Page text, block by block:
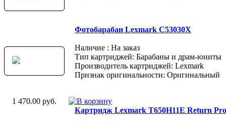
Фотобарабан Lexmark C53030X
Наличие : На заказ
Тип картриджей: Барабаны и драм-юниты
Производитель картриджей: Lexmark
Признак оригинальности: Оригинальный
1 470.00 руб.
Картридж Lexmark T650H11E Return